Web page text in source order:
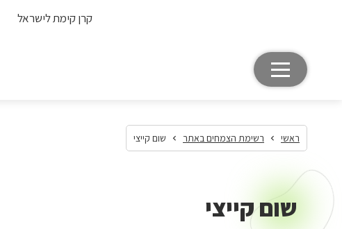
קרן קימת לישראל
ראשי רשימת הצמחים באתר שום קייצי
שום קייצי